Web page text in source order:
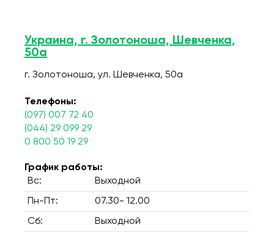
Украина, г. Золотоноша, Шевченка,
50а
г. Золотоноша, ул. Шевченка, 50а
Телефоны:
(097) 007 72 40
(044) 29 099 29
0 800 50 19 29
График работы:
Вс:
Выходной
Пн-Пт: 07.30- 12.00
Сб: Выходной